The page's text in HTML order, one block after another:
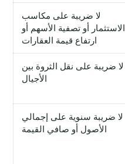
لا ضريبة على مكاسب
الاستثمار أو تصفية الأسهم أو
ارتفاع قيمة العقارات
لا ضريبة على نقل الثروة بين
الأجيال
لا ضريبة سنوية على إجمالي
الأصول أو صافي القيمة